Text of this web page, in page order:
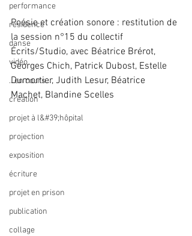
performance
résidence
danse
vidéo
...en cours...
création
projet à l&#39;hôpital
projection
exposition
écriture
projet en prison
publication
collage
Poésie et création sonore : restitution de
la session n°15 du collectif
Écrits/Studio, avec Béatrice Brérot,
Georges Chich, Patrick Dubost, Estelle
Dumortier, Judith Lesur, Béatrice
Machet, Blandine Scelles